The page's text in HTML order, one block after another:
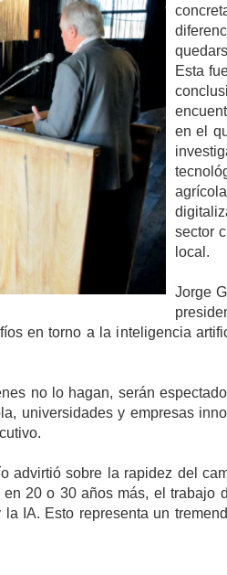
Esta
en el
sector
local.
Jorge
en torno a la inteligencia
no lo hagan, serán
universidades y empresas
advirtió sobre la rapidez del
20 o 30 años más, el trabajo
IA. Esto representa un